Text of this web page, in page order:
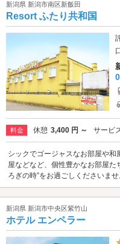
新潟県 新潟市南区新飯田
Resort ふたり共和国
料金 休憩 3,400 円 ～ サービ
シックでゴージャスなお部屋や
屋などなど、個性豊かなお部屋た
ろぎの時”をお過ごしくださいませ
新潟県 新潟市中央区紫竹山
ホテル エンペラー